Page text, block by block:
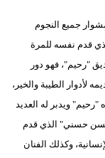
جميع النجوم
قدم نفسه للمرة
"رحيم"، فهو دور
لأدوار الطيبة والخير،
ويدبر له العديد
"حسن حسني" الذي قدم
وكذلك الفنان